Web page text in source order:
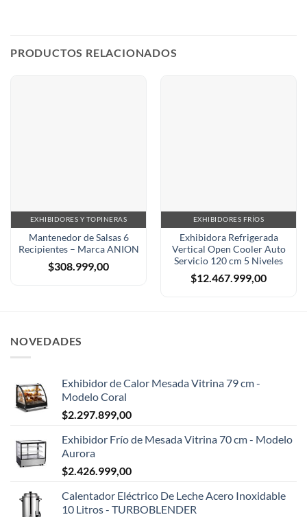
PRODUCTOS RELACIONADOS
EXHIBIDORES Y TOPINERAS
Mantenedor de Salsas 6
Recipientes – Marca ANION
$308.999,00
EXHIBIDORES FRÍOS
Exhibidora Refrigerada
Vertical Open Cooler Auto
Servicio 120 cm 5 Niveles
$12.467.999,00
NOVEDADES
Exhibidor de Calor Mesada Vitrina 79 cm -
Modelo Coral
$2.297.899,00
Exhibidor Frío de Mesada Vitrina 70 cm - Modelo
Aurora
$2.426.999,00
Calentador Eléctrico De Leche Acero Inoxidable
10 Litros - TURBOBLENDER